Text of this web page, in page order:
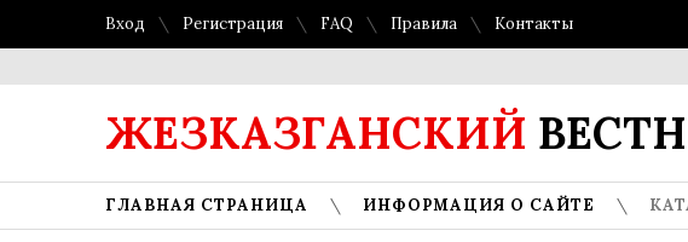
Вход Регистрация FAQ Правила Контакты
ЖЕЗКАЗГАНСКИЙ
ГЛАВНАЯ СТРАНИЦА ИНФОРМАЦИЯ О САЙТЕ